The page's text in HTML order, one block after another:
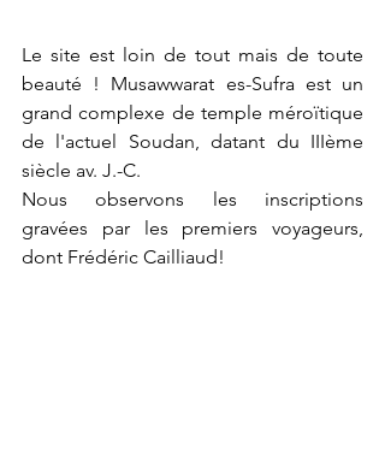
Le site est loin de tout mais de toute
beauté ! Musawwarat es-Sufra est un
grand complexe de temple méroïtique
de l'actuel Soudan, datant du IIIème
siècle av. J.-C.
Nous observons les inscriptions
gravées par les premiers voyageurs,
dont Frédéric Cailliaud!